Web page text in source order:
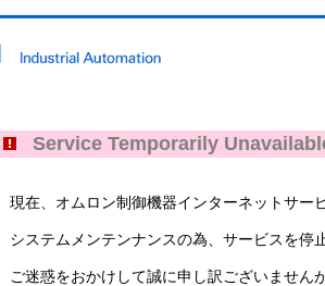
Service Temporarily
現在、オムロン制御機器インターネットサー
システムメンテンナンスの為、サービスを停
ご迷惑をおかけして誠に申し訳ございません